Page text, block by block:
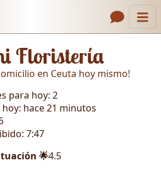
Floristería
en Ceuta hoy mismo!
para hoy: 2
hace 21 minutos
7:47
🌟4.5